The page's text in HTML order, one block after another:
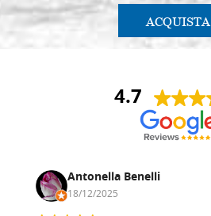
ACQUISTA
4.7
Antonella Benelli
18/12/2025